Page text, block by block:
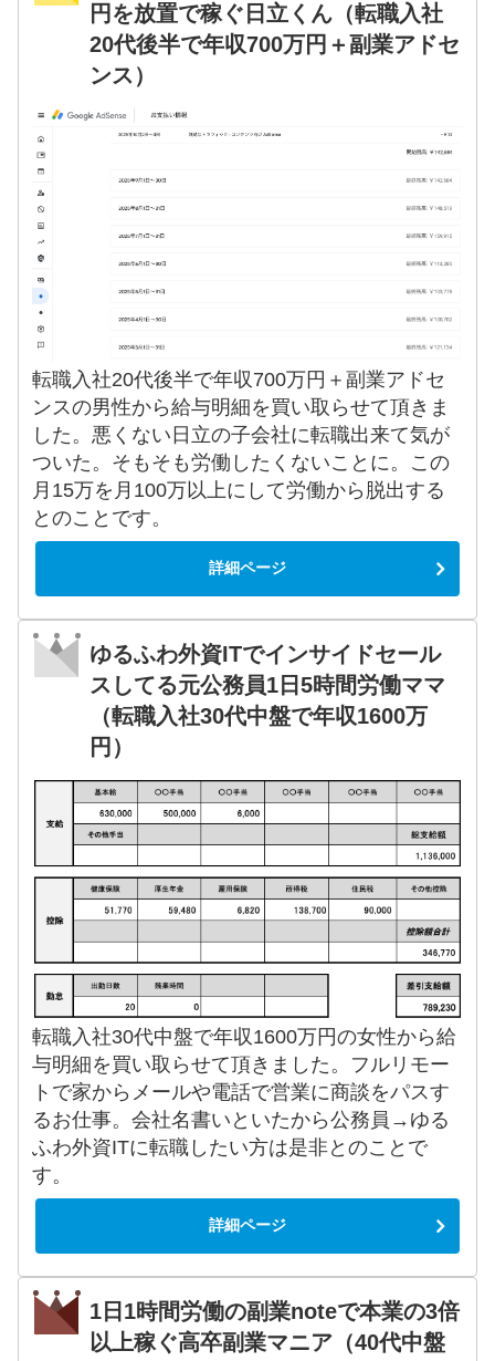
円を放置で稼ぐ日立くん（転職入社
20代後半で年収700万円＋副業アドセ
ンス）
転職入社20代後半で年収700万円＋副業アドセ
ンスの男性から給与明細を買い取らせて頂きま
した。悪くない日立の子会社に転職出来て気が
ついた。そもそも労働したくないことに。この
月15万を月100万以上にして労働から脱出する
とのことです。
詳細ページ
ゆるふわ外資ITでインサイドセール
スしてる元公務員1日5時間労働ママ
（転職入社30代中盤で年収1600万
円）
転職入社30代中盤で年収1600万円の女性から給
与明細を買い取らせて頂きました。フルリモー
トで家からメールや電話で営業に商談をパスす
るお仕事。会社名書いといたから公務員→ゆる
ふわ外資ITに転職したい方は是非とのことで
す。
詳細ページ
1日1時間労働の副業noteで本業の3倍
以上稼ぐ高卒副業マニア（40代中盤